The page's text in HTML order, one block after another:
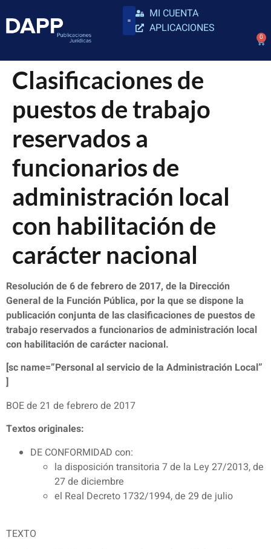
MI CUENTA
APLICACIONES
0
Clasificaciones de
puestos de trabajo
reservados a
funcionarios de
administración local
con habilitación de
carácter nacional
Resolución de 6 de febrero de 2017, de la Dirección
General de la Función Pública, por la que se dispone la
publicación conjunta de las clasificaciones de puestos de
trabajo reservados a funcionarios de administración local
con habilitación de carácter nacional.
[sc name=”Personal al servicio de la Administración Local”
]
BOE de 21 de febrero de 2017
Textos originales:
DE CONFORMIDAD con:
la disposición transitoria 7 de la Ley 27/2013, de
27 de diciembre
el Real Decreto 1732/1994, de 29 de julio
TEXTO